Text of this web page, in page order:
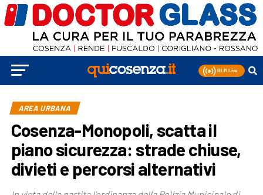
AREA URBANA
Cosenza-Monopoli, scatta il
piano sicurezza: strade chiuse,
divieti e percorsi alternativi